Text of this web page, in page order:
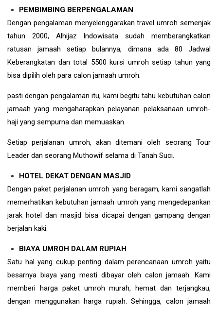
PEMBIMBING BERPENGALAMAN
Dengan pengalaman menyelenggarakan travel umroh semenjak
tahun 2000, Alhijaz Indowisata sudah memberangkatkan
ratusan jamaah setiap bulannya, dimana ada 80 Jadwal
Keberangkatan dan total 5500 kursi umroh setiap tahun yang
bisa dipilih oleh para calon jamaah umroh.
pasti dengan pengalaman itu, kami begitu tahu kebutuhan calon
jamaah yang mengaharapkan pelayanan pelaksanaan umroh-
haji yang sempurna dan memuaskan.
Setiap perjalanan umroh, akan ditemani oleh seorang Tour
Leader dan seorang Muthowif selama di Tanah Suci.
HOTEL DEKAT DENGAN MASJID
Dengan paket perjalanan umroh yang beragam, kami sangatlah
memerhatikan kebutuhan jamaah umroh yang mengedepankan
jarak hotel dan masjid bisa dicapai dengan gampang dengan
berjalan kaki.
BIAYA UMROH DALAM RUPIAH
Satu hal yang cukup penting dalam perencanaan umroh yaitu
besarnya biaya yang mesti dibayar oleh calon jamaah. Kami
memberi harga paket umroh murah, hemat dan terjangkau,
dengan menggunakan harga rupiah. Sehingga, calon jamaah